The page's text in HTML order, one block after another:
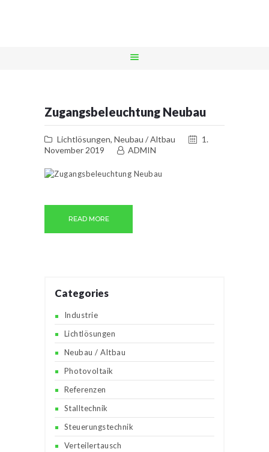
intelligente Lösungen
LEISTUNGEN
REFERENZEN
NOTDIENST
UNTERNEHMEN
KONTAKT
Zugangsbeleuchtung Neubau
Lichtlösungen,Neubau / Altbau
1.
November 2019
ADMIN
READ MORE
Categories
Industrie
Lichtlösungen
Neubau / Altbau
Photovoltaik
Referenzen
Stalltechnik
Steuerungstechnik
Verteilertausch